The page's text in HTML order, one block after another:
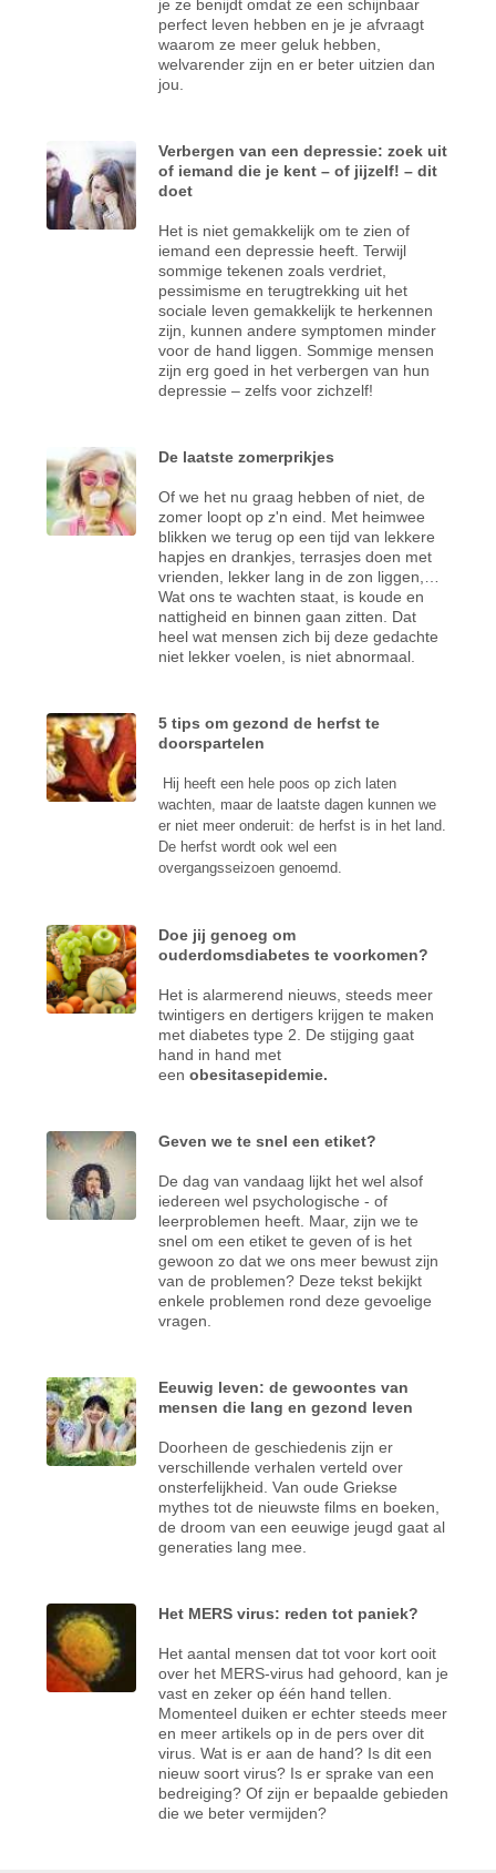
je ze benijdt omdat ze een schijnbaar
perfect leven hebben en je je afvraagt
waarom ze meer geluk hebben,
welvarender zijn en er beter uitzien dan
jou.
Verbergen van een depressie: zoek uit
of iemand die je kent – of jijzelf! – dit
doet
Het is niet gemakkelijk om te zien of
iemand een depressie heeft. Terwijl
sommige tekenen zoals verdriet,
pessimisme en terugtrekking uit het
sociale leven gemakkelijk te herkennen
zijn, kunnen andere symptomen minder
voor de hand liggen. Sommige mensen
zijn erg goed in het verbergen van hun
depressie – zelfs voor zichzelf!
De laatste zomerprikjes
Of we het nu graag hebben of niet, de
zomer loopt op z'n eind. Met heimwee
blikken we terug op een tijd van lekkere
hapjes en drankjes, terrasjes doen met
vrienden, lekker lang in de zon liggen,…
Wat ons te wachten staat, is koude en
nattigheid en binnen gaan zitten. Dat
heel wat mensen zich bij deze gedachte
niet lekker voelen, is niet abnormaal.
5 tips om gezond de herfst te
doorspartelen
Hij heeft een hele poos op zich laten
wachten, maar de laatste dagen kunnen we
er niet meer onderuit: de herfst is in het land.
De herfst wordt ook wel een
overgangsseizoen genoemd.
Doe jij genoeg om
ouderdomsdiabetes te voorkomen?
Het is alarmerend nieuws, steeds meer
twintigers en dertigers krijgen te maken
met diabetes type 2. De stijging gaat
hand in hand met
eenobesitasepidemie.
Geven we te snel een etiket?
De dag van vandaag lijkt het wel alsof
iedereen wel psychologische - of
leerproblemen heeft. Maar, zijn we te
snel om een etiket te geven of is het
gewoon zo dat we ons meer bewust zijn
van de problemen? Deze tekst bekijkt
enkele problemen rond deze gevoelige
vragen.
Eeuwig leven: de gewoontes van
mensen die lang en gezond leven
Doorheen de geschiedenis zijn er
verschillende verhalen verteld over
onsterfelijkheid. Van oude Griekse
mythes tot de nieuwste films en boeken,
de droom van een eeuwige jeugd gaat al
generaties lang mee.
Het MERS virus: reden tot paniek?
Het aantal mensen dat tot voor kort ooit
over het MERS-virus had gehoord, kan je
vast en zeker op één hand tellen.
Momenteel duiken er echter steeds meer
en meer artikels op in de pers over dit
virus. Wat is er aan de hand? Is dit een
nieuw soort virus? Is er sprake van een
bedreiging? Of zijn er bepaalde gebieden
die we beter vermijden?